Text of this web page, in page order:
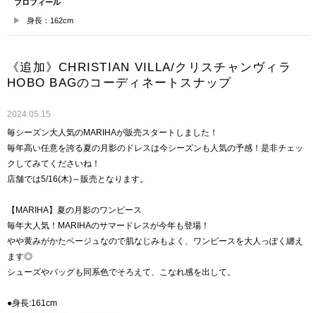
プロフィール
身長：162cm
《追加》CHRISTIAN VILLA/クリスチャンヴィラ
HOBO BAGのコーディネートスナップ
2024.05.15
毎シーズン大人気のMARIHAが販売スタートしました！
毎年高い任意を誇る夏の月影のドレスは今シーズンも人気の予感！是非チェッ
クしてみてくださいね！
店舗では5/16(木)～販売となります。
【MARIHA】夏の月影のワンピース
毎年大人気！MARIHAのサマードレスが今年も登場！
やや黄みがかたベージュなので肌なじみもよく、ワンピースを大人っぽく纏え
ます◎
シューズやバッグも同系色でそろえて、こなれ感を出して。
●身長:161cm